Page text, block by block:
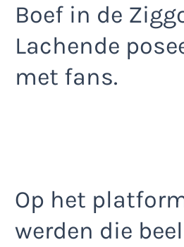
Boef in de
Lachende
met fans.
Op het
werden die